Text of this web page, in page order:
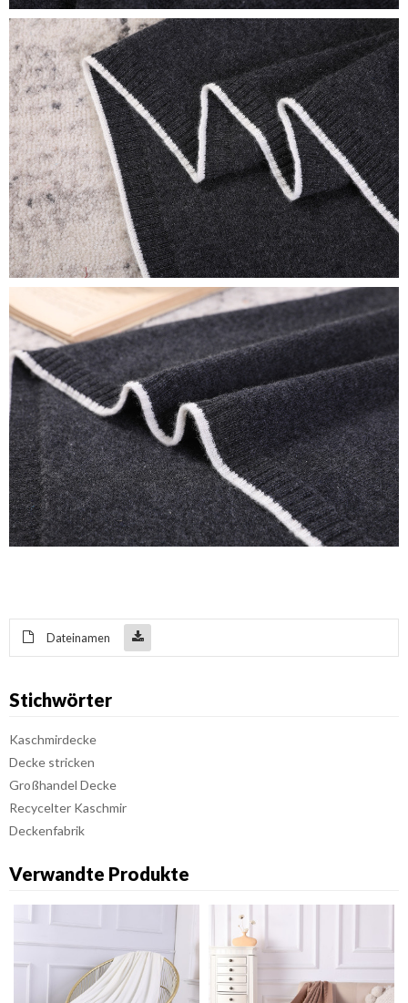
Dateinamen
Stichwörter
Kaschmirdecke
Decke stricken
Großhandel Decke
Recycelter Kaschmir
Deckenfabrik
Verwandte Produkte